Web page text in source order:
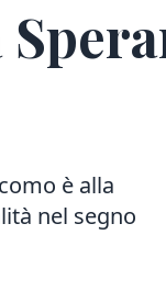
è alla
nel segno